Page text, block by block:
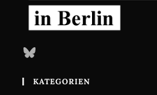
Bluesky
KATEGORIEN